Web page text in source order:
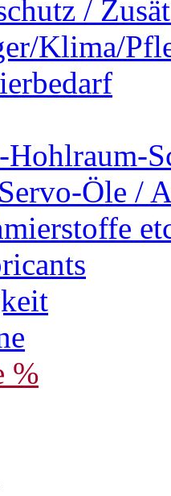
/
Klima/
Hohlraum-
Öle /
%